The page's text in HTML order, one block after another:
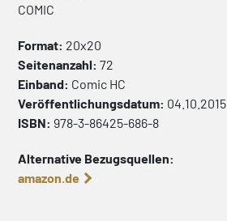
COMIC
Format: 20x20
Seitenanzahl: 72
Einband: Comic HC
Veröffentlichungsdatum: 04.10.2015
ISBN: 978-3-86425-686-8
Alternative Bezugsquellen:
amazon.de